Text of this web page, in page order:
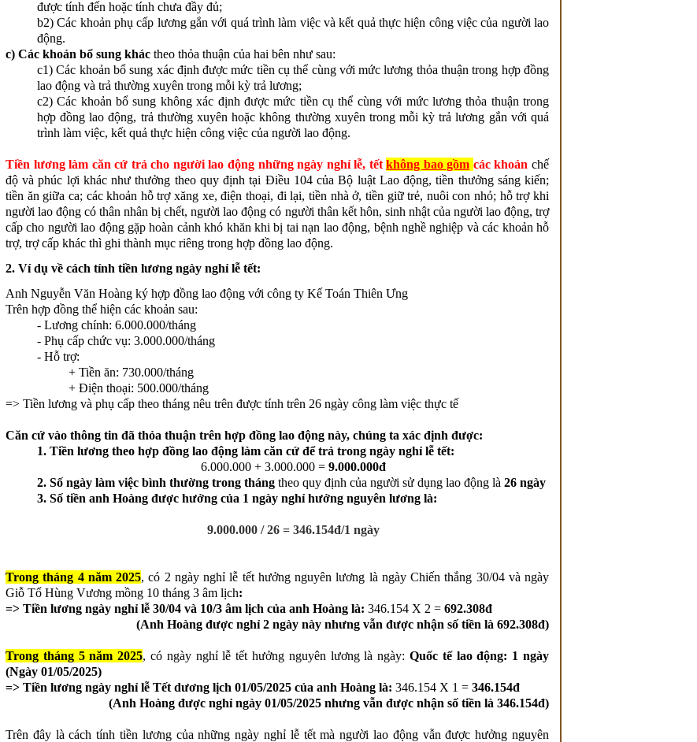
được tính đến hoặc tính chưa đầy đủ;
b2) Các khoản phụ cấp lương gắn với quá trình làm việc và kết quả thực hiện công việc của người lao
động.
c) Các khoản bổ sung khác theo thỏa thuận của hai bên như sau:
c1) Các khoản bổ sung xác định được mức tiền cụ thể cùng với mức lương thỏa thuận trong hợp đồng
lao động và trả thường xuyên trong mỗi kỳ trả lương;
c2) Các khoản bổ sung không xác định được mức tiền cụ thể cùng với mức lương thỏa thuận trong
hợp đồng lao động, trả thường xuyên hoặc không thường xuyên trong mỗi kỳ trả lương gắn với quá
trình làm việc, kết quả thực hiện công việc của người lao động.
Tiền lương làm căn cứ trả cho người lao động những ngày nghỉ lễ, tếtkhông bao gồm các khoản chế
độ và phúc lợi khác như thưởng theo quy định tại Điều 104 của Bộ luật Lao động, tiền thưởng sáng kiến;
tiền ăn giữa ca; các khoản hỗ trợ xăng xe, điện thoại, đi lại, tiền nhà ở, tiền giữ trẻ, nuôi con nhỏ; hỗ trợ khi
người lao động có thân nhân bị chết, người lao động có người thân kết hôn, sinh nhật của người lao động, trợ
cấp cho người lao động gặp hoàn cảnh khó khăn khi bị tai nạn lao động, bệnh nghề nghiệp và các khoản hỗ
trợ, trợ cấp khác thì ghi thành mục riêng trong hợp đồng lao động.
2. Ví dụ về cách tính tiền lương ngày nghỉ lễ tết:
Anh Nguyễn Văn Hoàng ký hợp đồng lao động với công ty Kế Toán Thiên Ưng
Trên hợp đồng thể hiện các khoản sau:
- Lương chính: 6.000.000/tháng
- Phụ cấp chức vụ: 3.000.000/tháng
- Hỗ trợ:
+ Tiền ăn: 730.000/tháng
+ Điện thoại: 500.000/tháng
=> Tiền lương và phụ cấp theo tháng nêu trên được tính trên 26 ngày công làm việc thực tế
Căn cứ vào thông tin đã thỏa thuận trên hợp đồng lao động này, chúng ta xác định được:
1. Tiền lương theo hợp đồng lao động làm căn cứ để trả trong ngày nghỉ lễ tết:
6.000.000 + 3.000.000 = 9.000.000đ
2. Số ngày làm việc bình thường trong tháng theo quy định của người sử dụng lao động là 26 ngày
3. Số tiền anh Hoàng được hưởng của 1 ngày nghỉ hưởng nguyên lương là:
9.000.000 / 26 = 346.154đ/1 ngày
Trong tháng 4 năm 2025, có 2 ngày nghỉ lễ tết hưởng nguyên lương là ngày Chiến thắng 30/04 và ngày
Giỗ Tổ Hùng Vương mồng 10 tháng 3 âm lịch:
=> Tiền lương ngày nghỉ lễ 30/04 và 10/3 âm lịch của anh Hoàng là: 346.154 X 2 = 692.308đ
(Anh Hoàng được nghỉ 2 ngày này nhưng vẫn được nhận số tiền là 692.308đ)
Trong tháng 5 năm 2025, có ngày nghỉ lễ tết hưởng nguyên lương là ngày: Quốc tế lao động: 1 ngày
(Ngày 01/05/2025)
=> Tiền lương ngày nghỉ lễ Tết dương lịch 01/05/2025 của anh Hoàng là: 346.154 X 1 = 346.154đ
(Anh Hoàng được nghỉ ngày 01/05/2025 nhưng vẫn được nhận số tiền là 346.154đ)
Trên đây là cách tính tiền lương của những ngày nghỉ lễ tết mà người lao động vẫn được hưởng nguyên